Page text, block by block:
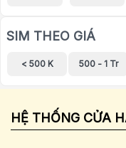
SIM THEO GIÁ
< 500 K 500 - 1 Tr
HỆ THỐNG CỬA